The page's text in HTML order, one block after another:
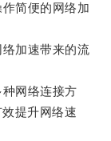
简便的网络加
加速带来的流
网络连接方
提升网络速